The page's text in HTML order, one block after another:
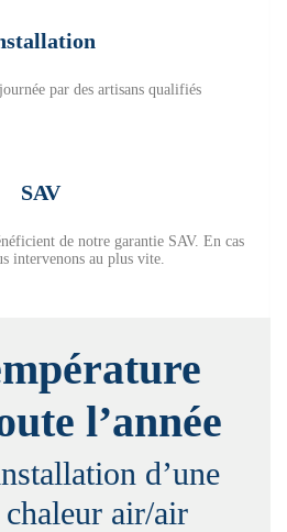
par des artisans qualifiés
SAV
de notre garantie SAV. En cas
intervenons au plus vite.
l’année
d’une
air/air